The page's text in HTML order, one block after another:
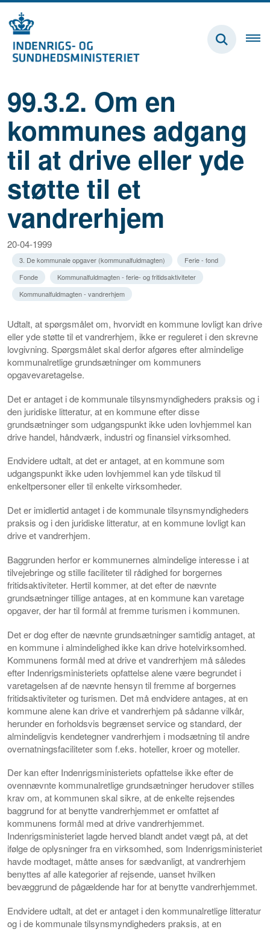
99.3.2. Om en
kommunes adgang
til at drive eller yde
støtte til et
vandrerhjem
20-04-1999
3. De kommunale opgaver (kommunalfuldmagten)
Ferie - fond
Fonde
Kommunalfuldmagten - ferie- og fritidsaktiviteter
Kommunalfuldmagten - vandrerhjem
Udtalt, at spørgsmålet om, hvorvidt en kommune lovligt kan drive
eller yde støtte til et vandrerhjem, ikke er reguleret i den skrevne
lovgivning. Spørgsmålet skal derfor afgøres efter almindelige
kommunalretlige grundsætninger om kommuners
opgavevaretagelse.
Det er antaget i de kommunale tilsynsmyndigheders praksis og i
den juridiske litteratur, at en kommune efter disse
grundsætninger som udgangspunkt ikke uden lovhjemmel kan
drive handel, håndværk, industri og finansiel virksomhed.
Endvidere udtalt, at det er antaget, at en kommune som
udgangspunkt ikke uden lovhjemmel kan yde tilskud til
enkeltpersoner eller til enkelte virksomheder.
Det er imidlertid antaget i de kommunale tilsynsmyndigheders
praksis og i den juridiske litteratur, at en kommune lovligt kan
drive et vandrerhjem.
Baggrunden herfor er kommunernes almindelige interesse i at
tilvejebringe og stille faciliteter til rådighed for borgernes
fritidsaktiviteter. Hertil kommer, at det efter de nævnte
grundsætninger tillige antages, at en kommune kan varetage
opgaver, der har til formål at fremme turismen i kommunen.
Det er dog efter de nævnte grundsætninger samtidig antaget, at
en kommune i almindelighed ikke kan drive hotelvirksomhed.
Kommunens formål med at drive et vandrerhjem må således
efter Indenrigsministeriets opfattelse alene være begrundet i
varetagelsen af de nævnte hensyn til fremme af borgernes
fritidsaktiviteter og turismen. Det må endvidere antages, at en
kommune alene kan drive et vandrerhjem på sådanne vilkår,
herunder en forholdsvis begrænset service og standard, der
almindeligvis kendetegner vandrerhjem i modsætning til andre
overnatningsfaciliteter som f.eks. hoteller, kroer og moteller.
Der kan efter Indenrigsministeriets opfattelse ikke efter de
ovennævnte kommunalretlige grundsætninger herudover stilles
krav om, at kommunen skal sikre, at de enkelte rejsendes
baggrund for at benytte vandrerhjemmet er omfattet af
kommunens formål med at drive vandrerhjemmet.
Indenrigsministeriet lagde herved blandt andet vægt på, at det
ifølge de oplysninger fra en virksomhed, som Indenrigsministeriet
havde modtaget, måtte anses for sædvanligt, at vandrerhjem
benyttes af alle kategorier af rejsende, uanset hvilken
bevæggrund de pågældende har for at benytte vandrerhjemmet.
Endvidere udtalt, at det er antaget i den kommunalretlige litteratur
og i de kommunale tilsynsmyndigheders praksis, at en